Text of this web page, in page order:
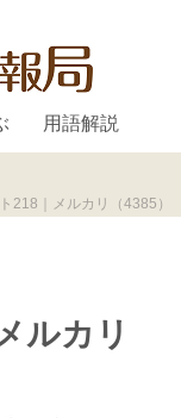
用語解説
218｜メルカリ（4385）
ルカリ